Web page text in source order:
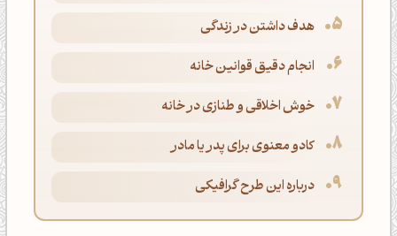
هدف داشتن در زندگی
انجام دقیق قوانین خانه
خوش اخلاقی و طنازی در خانه
کادو معنوی برای پدر یا مادر
درباره این طرح گرافیکی